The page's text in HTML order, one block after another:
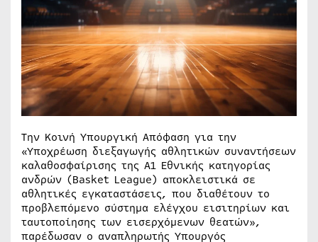
Την Κοινή Υπουργική Απόφαση για την
«Υποχρέωση διεξαγωγής αθλητικών συναντήσεων
καλαθοσφαίρισης της Α1 Εθνικής κατηγορίας
ανδρών (Basket League) αποκλειστικά σε
αθλητικές εγκαταστάσεις, που διαθέτουν το
προβλεπόμενο σύστημα ελέγχου εισιτηρίων και
ταυτοποίησης των εισερχόμενων θεατών»,
παρέδωσαν ο αναπληρωτής Υπουργός